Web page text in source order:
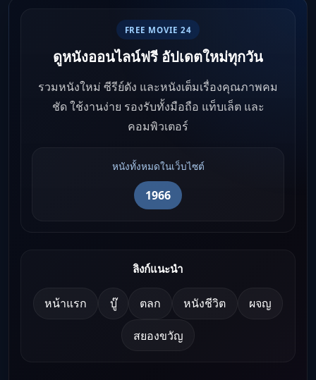
FREE MOVIE 24
ดูหนังออนไลน์ฟรี อัปเดตใหม่ทุกวัน
รวมหนังใหม่ ซีรีย์ดัง และหนังเต็มเรื่องคุณภาพคม
ชัด ใช้งานง่าย รองรับทั้งมือถือ แท็บเล็ต และ
คอมพิวเตอร์
หนังทั้งหมดในเว็บไซต์
1966
ลิงก์แนะนำ
หน้าแรก บู๊ ตลก หนังชีวิต ผจญ
สยองขวัญ